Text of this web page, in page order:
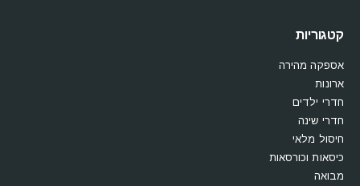
קטגוריות
אספקה מהירה
ארונות
חדרי ילדים
חדרי שינה
חיסול מלאי
כיסאות וכורסאות
מבואה